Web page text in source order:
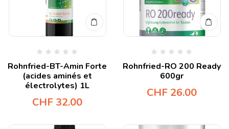
Rohnfried-BT-Amin Forte
(acides aminés et
électrolytes) 1L
CHF 32.00
Rohnfried-RO 200 Ready
600gr
CHF 26.00